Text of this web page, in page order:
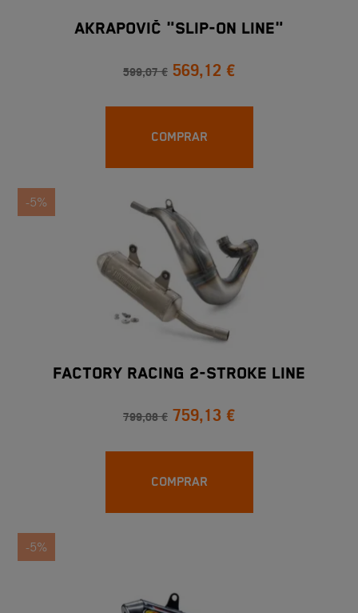
AKRAPOVIČ "SLIP-ON LINE"
599,07 € 569,12 €
COMPRAR
-5%
FACTORY RACING 2-STROKE LINE
799,08 € 759,13 €
COMPRAR
-5%